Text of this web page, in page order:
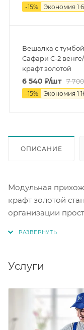
-15% Экономия 1
Вешалка с тумбой
Сафари С-2
крафт золотой
6 540 ₽/шт 7 700
-15% Экономия 1
ОПИСАНИЕ
Модульная
крафт золотой
организации
Такая прихожая не
атмосферу и
Услуги